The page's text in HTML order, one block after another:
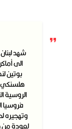
شهد
الى
بوتين
هلسنكي.
وتهجيره
لعودة من